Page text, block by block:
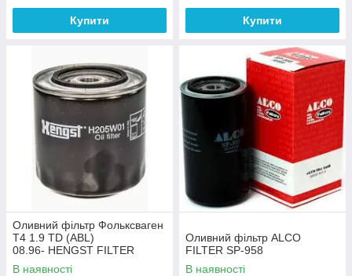
Купити Купити
Оливний фільтр Фольксваген
Т4 1.9 TD (ABL)
08.96- HENGST FILTER
H205W01
В наявності
Оливний фільтр ALCO
FILTER SP-958
В наявності